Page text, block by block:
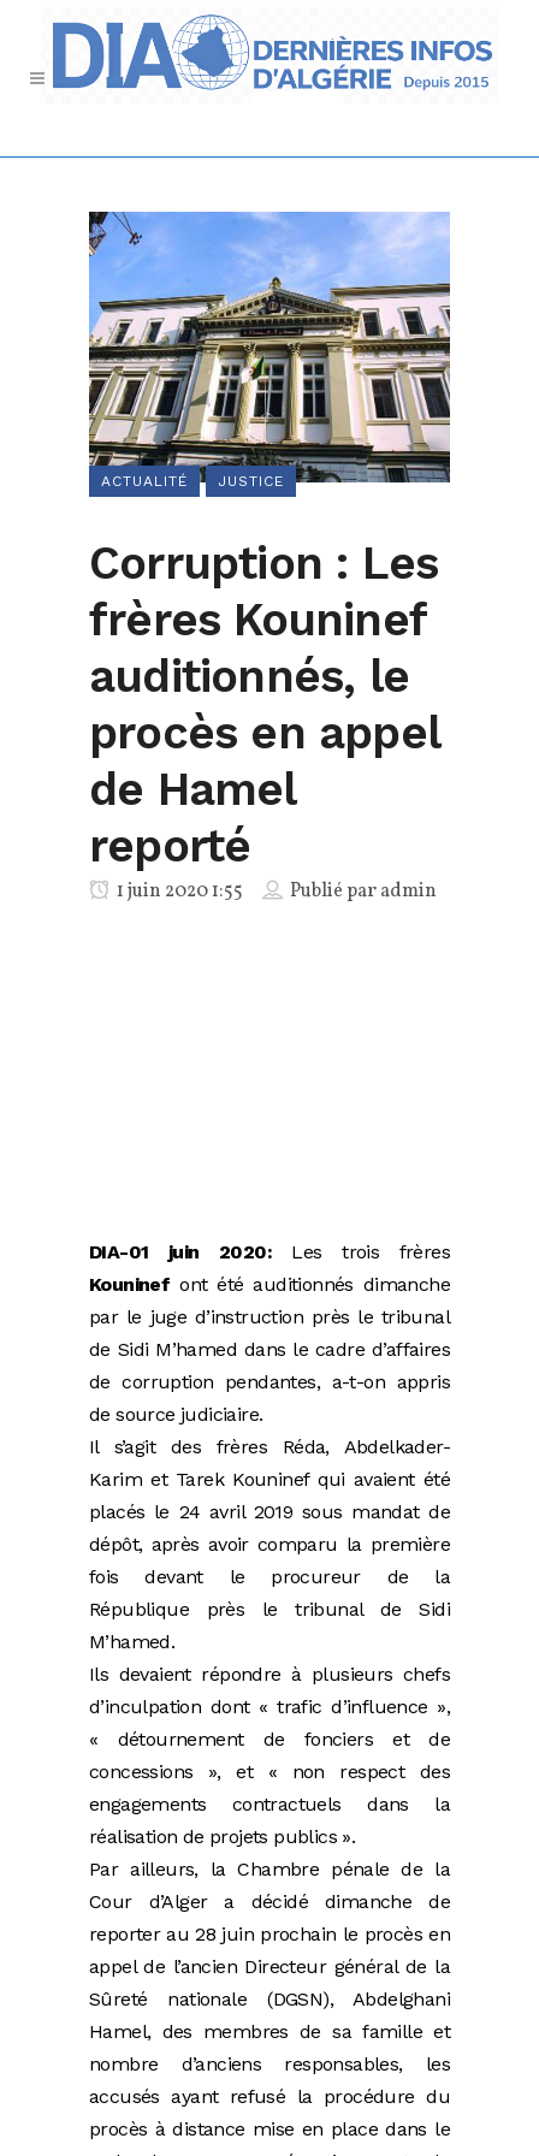
ACTUALITÉ JUSTICE
Corruption : Les
frères Kouninef
auditionnés, le
procès en appel
de Hamel
reporté
1 juin 2020 1:55 Publié paradmin
DIA-01 juin 2020:Les trois frères
Kouninef ont été auditionnés dimanche
par le juge d’instruction près le tribunal
de Sidi M’hamed dans le cadre d’affaires
de corruption pendantes, a-t-on appris
de source judiciaire.
Il s’agit des frères Réda, Abdelkader-
Karim et Tarek Kouninef qui avaient été
placés le 24 avril 2019 sous mandat de
dépôt, après avoir comparu la première
fois devant le procureur de la
République près le tribunal de Sidi
M’hamed.
Ils devaient répondre à plusieurs chefs
d’inculpation dont « trafic d’influence »,
« détournement de fonciers et de
concessions », et « non respect des
engagements contractuels dans la
réalisation de projets publics ».
Par ailleurs, la Chambre pénale de la
Cour d’Alger a décidé dimanche de
reporter au 28 juin prochain le procès en
appel de l’ancien Directeur général de la
Sûreté nationale (DGSN), Abdelghani
Hamel, des membres de sa famille et
nombre d’anciens responsables, les
accusés ayant refusé la procédure du
procès à distance mise en place dans le